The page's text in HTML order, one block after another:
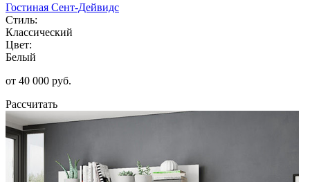
Гостиная Сент-Дейвидс
Стиль:
Классический
Цвет:
Белый
от 40 000 руб.
Рассчитать